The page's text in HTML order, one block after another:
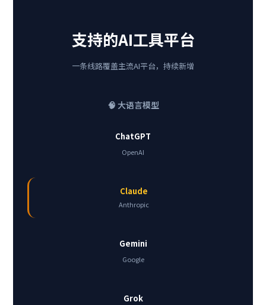
支持的AI工具平台
一条线路覆盖主流AI平台，持续新增
🧠 大语言模型
ChatGPT
OpenAI
Claude
Anthropic
Gemini
Google
Grok